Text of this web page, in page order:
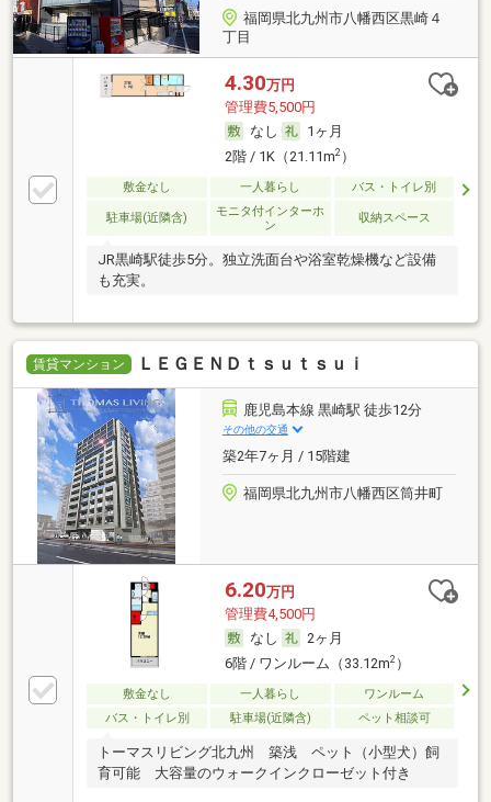
福岡県北九州市八幡西区黒崎４
丁目
4.30万円
管理費5,500円
なし
1ヶ月
2階 / 1K（21.11m2）
敷金なし 一人暮らし バス・トイレ別
駐車場(近隣含)
モニタ付インターホ
ン
収納スペース
JR黒崎駅徒歩5分。独立洗面台や浴室乾燥機など設備
も充実。
賃貸マンション ＬＥＧＥＮＤｔｓｕｔｓｕｉ
鹿児島本線 黒崎駅 徒歩12分
その他の交通
築2年7ヶ月 / 15階建
福岡県北九州市八幡西区筒井町
6.20万円
管理費4,500円
なし
2ヶ月
6階 / ワンルーム（33.12m2）
敷金なし 一人暮らし
ワンルーム
バス・トイレ別
駐車場(近隣含) ペット相談可
トーマスリビング北九州 築浅 ペット（小型犬）飼
育可能 大容量のウォークインクローゼット付き